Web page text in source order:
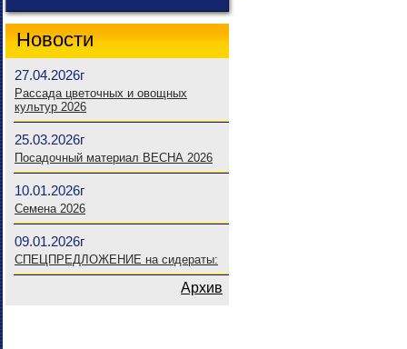
Новости
27.04.2026г
Рассада цветочных и овощных
культур 2026
25.03.2026г
Посадочный материал ВЕСНА 2026
10.01.2026г
Семена 2026
09.01.2026г
СПЕЦПРЕДЛОЖЕНИЕ на сидераты:
Архив